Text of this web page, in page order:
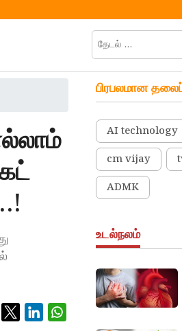
பிரபலமான
AI technology
cm vijay
ADMK
உடல்நலம்